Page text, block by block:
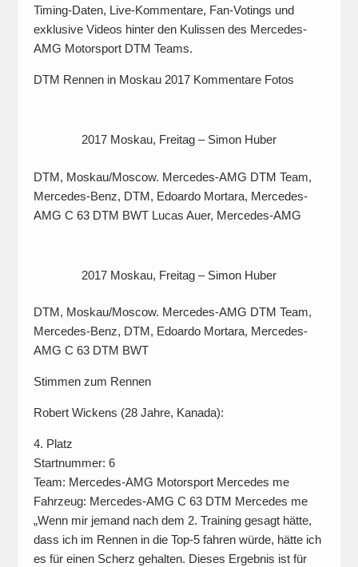
Timing-Daten, Live-Kommentare, Fan-Votings und
exklusive Videos hinter den Kulissen des Mercedes-
AMG Motorsport DTM Teams.
DTM Rennen in Moskau 2017 Kommentare Fotos
2017 Moskau, Freitag – Simon Huber
DTM, Moskau/Moscow. Mercedes-AMG DTM Team,
Mercedes-Benz, DTM, Edoardo Mortara, Mercedes-
AMG C 63 DTM BWT Lucas Auer, Mercedes-AMG
2017 Moskau, Freitag – Simon Huber
DTM, Moskau/Moscow. Mercedes-AMG DTM Team,
Mercedes-Benz, DTM, Edoardo Mortara, Mercedes-
AMG C 63 DTM BWT
Stimmen zum Rennen
Robert Wickens (28 Jahre, Kanada):
4. Platz
Startnummer: 6
Team: Mercedes-AMG Motorsport Mercedes me
Fahrzeug: Mercedes-AMG C 63 DTM Mercedes me
„Wenn mir jemand nach dem 2. Training gesagt hätte,
dass ich im Rennen in die Top-5 fahren würde, hätte ich
es für einen Scherz gehalten. Dieses Ergebnis ist für